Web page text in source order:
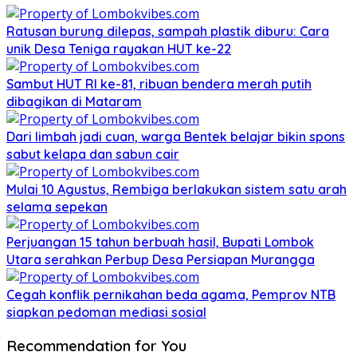
Ratusan burung dilepas, sampah plastik diburu: Cara
unik Desa Teniga rayakan HUT ke-22
Sambut HUT RI ke-81, ribuan bendera merah putih
dibagikan di Mataram
Dari limbah jadi cuan, warga Bentek belajar bikin spons
sabut kelapa dan sabun cair
Mulai 10 Agustus, Rembiga berlakukan sistem satu arah
selama sepekan
Perjuangan 15 tahun berbuah hasil, Bupati Lombok
Utara serahkan Perbup Desa Persiapan Murangga
Cegah konflik pernikahan beda agama, Pemprov NTB
siapkan pedoman mediasi sosial
Recommendation for You